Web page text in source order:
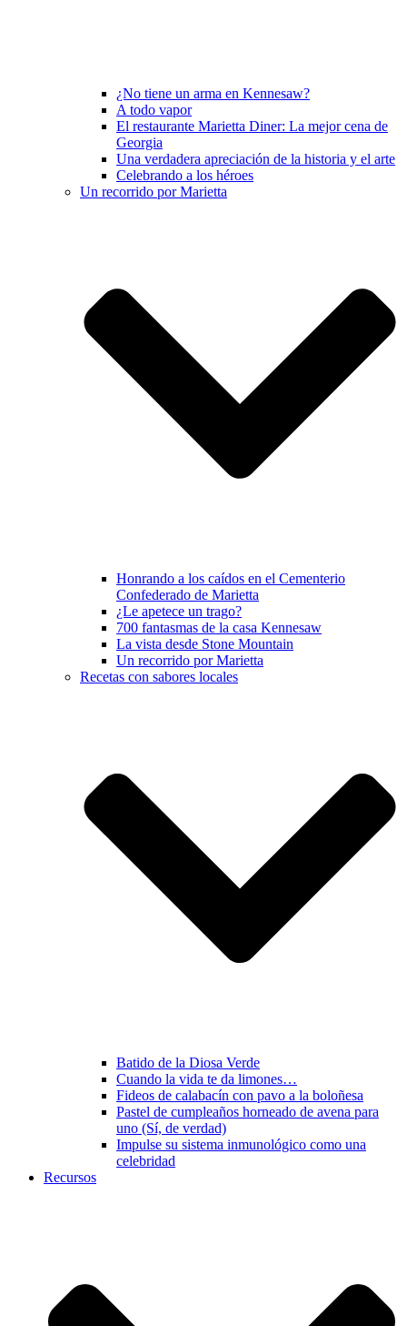
¿No tiene un arma en Kennesaw?
A todo vapor
El restaurante Marietta Diner: La mejor cena de
Georgia
Una verdadera apreciación de la historia y el arte
Celebrando a los héroes
Un recorrido por Marietta
Honrando a los caídos en el Cementerio
Confederado de Marietta
¿Le apetece un trago?
700 fantasmas de la casa Kennesaw
La vista desde Stone Mountain
Un recorrido por Marietta
Recetas con sabores locales
Batido de la Diosa Verde
Cuando la vida te da limones…
Fideos de calabacín con pavo a la boloñesa
Pastel de cumpleaños horneado de avena para
uno (Sí, de verdad)
Impulse su sistema inmunológico como una
celebridad
Recursos